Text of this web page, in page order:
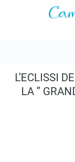
L’ECLISSI
LA ”